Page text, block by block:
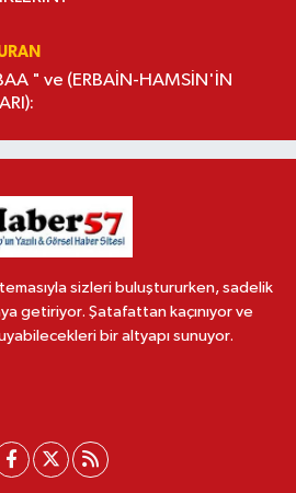
" ve (ERBAİN-HAMSİN'İN
sizleri buluştururken, sadelik
getiriyor. Şatafattan kaçınıyor ve
bir altyapı sunuyor.